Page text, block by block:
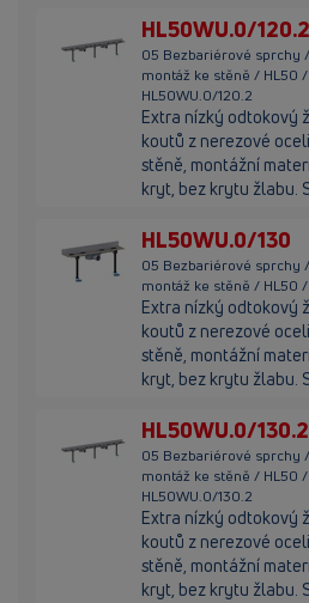
HL50WU.0/120.2
05 Bezbariérové
montáž ke stěně / HL50
HL50WU.0/120.2
Extra nízký odtokový
koutů z nerezové
stěně, montážní
kryt, bez krytu žlabu.
HL50WU.0/130
05 Bezbariérové
montáž ke stěně / HL50
Extra nízký odtokový
koutů z nerezové
stěně, montážní
kryt, bez krytu žlabu.
HL50WU.0/130.2
05 Bezbariérové
montáž ke stěně / HL50
HL50WU.0/130.2
Extra nízký odtokový
koutů z nerezové
stěně, montážní
kryt, bez krytu žlabu.